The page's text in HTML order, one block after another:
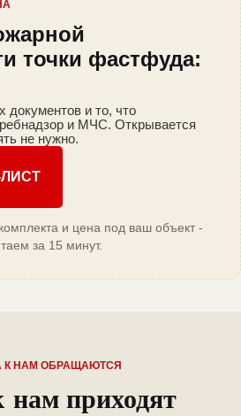
точки фастфуда:
документов и то, что
и МЧС. Открывается
не нужно.
и цена под ваш объект -
за 15 минут.
К НАМ ОБРАЩАЮТСЯ
приходят